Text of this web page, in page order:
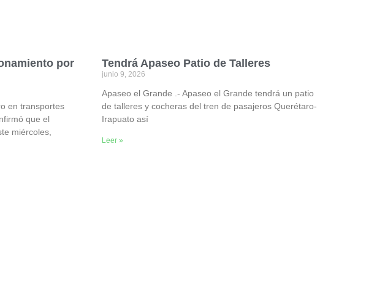
por
en transportes
que el
miércoles,
Tendrá Apaseo Patio de Talleres
junio 9, 2026
Apaseo el Grande .- Apaseo el Grande tendrá un patio
de talleres y cocheras del tren de pasajeros Querétaro-
Irapuato así
Leer »